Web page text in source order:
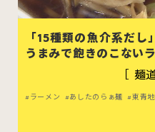
「15種類の魚介系だ
うまみで飽きのこない
［ 麺
ラーメン あしたのらぁ麺 東青